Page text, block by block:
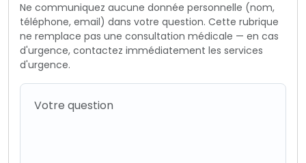
Ne communiquez aucune donnée personnelle (nom,
téléphone, email) dans votre question. Cette rubrique
ne remplace pas une consultation médicale — en cas
d'urgence, contactez immédiatement les services
d'urgence.